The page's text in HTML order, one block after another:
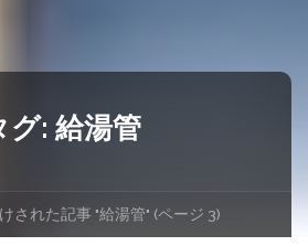
グ: 給湯管
された記事 "給湯管" (ページ 3)